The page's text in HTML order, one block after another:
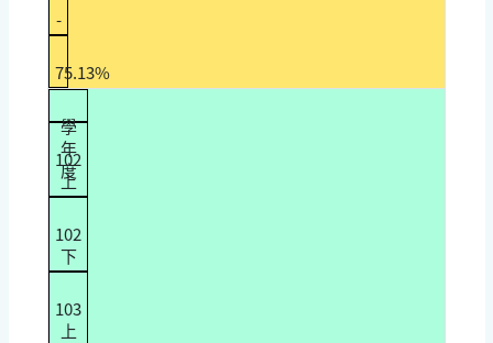
-
75.13%
學
年
度
102
上
102
下
103
上